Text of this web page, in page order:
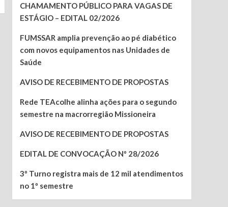
CHAMAMENTO PÚBLICO PARA VAGAS DE
ESTÁGIO – EDITAL 02/2026
FUMSSAR amplia prevenção ao pé diabético
com novos equipamentos nas Unidades de
Saúde
AVISO DE RECEBIMENTO DE PROPOSTAS
Rede TEAcolhe alinha ações para o segundo
semestre na macrorregião Missioneira
AVISO DE RECEBIMENTO DE PROPOSTAS
EDITAL DE CONVOCAÇÃO Nº 28/2026
3º Turno registra mais de 12 mil atendimentos
no 1º semestre